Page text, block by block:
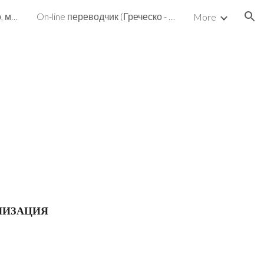
On-line greek ТВ, радио, кино, музыка, библиотека On-line переводчик (Греческо - Русский, Русско-Греческий и не только) More